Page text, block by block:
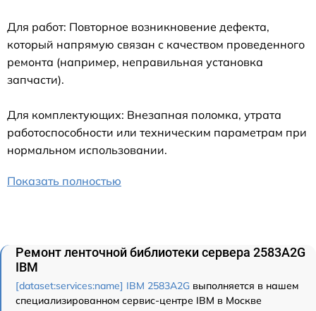
Для работ: Повторное возникновение дефекта,
который напрямую связан с качеством проведенного
ремонта (например, неправильная установка
запчасти).
Для комплектующих: Внезапная поломка, утрата
работоспособности или техническим параметрам при
нормальном использовании.
Показать полностью
Ремонт ленточной библиотеки сервера 2583A2G
IBM
[dataset:services:name] IBM 2583A2G выполняется в нашем
специализированном сервис-центре IBM в Москве